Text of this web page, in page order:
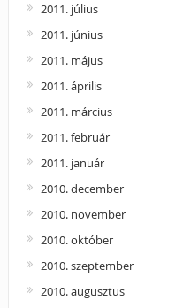
2011. július
2011. június
2011. május
2011. április
2011. március
2011. február
2011. január
2010. december
2010. november
2010. október
2010. szeptember
2010. augusztus